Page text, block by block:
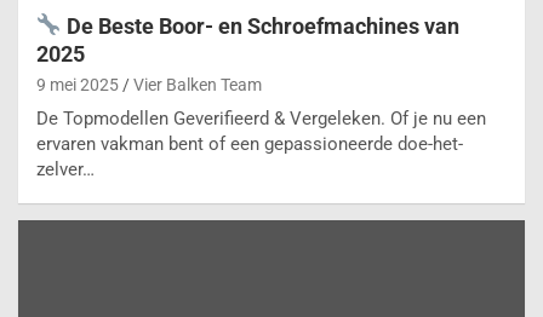
De Beste Boor- en Schroefmachines van
2025
9 mei 2025 Vier Balken Team
De Topmodellen Geverifieerd & Vergeleken. Of je nu een
ervaren vakman bent of een gepassioneerde doe-het-
zelver…